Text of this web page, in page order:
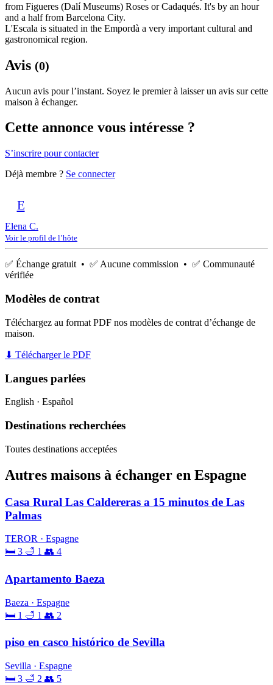
from Figueres (Dalí Museums) Roses or Cadaqués. It's by an hour
and a half from Barcelona City.
L'Escala is situated in the Empordà a very important cultural and
gastronomical region.
Avis (0)
Aucun avis pour l’instant. Soyez le premier à laisser un avis sur cette
maison à échanger.
Cette annonce vous intéresse ?
S’inscrire pour contacter
Déjà membre ? Se connecter
E
Elena C.
Voir le profil de l’hôte
✅ Échange gratuit • ✅ Aucune commission • ✅ Communauté
vérifiée
Modèles de contrat
Téléchargez au format PDF nos modèles de contrat d’échange de
maison.
⬇ Télécharger le PDF
Langues parlées
English · Español
Destinations recherchées
Toutes destinations acceptées
Autres maisons à échanger en Espagne
Casa Rural Las Caldereras a 15 minutos de Las
Palmas
TEROR · Espagne
🛏 3 🛁 1 👥 4
Apartamento Baeza
Baeza · Espagne
🛏 1 🛁 1 👥 2
piso en casco histórico de Sevilla
Sevilla · Espagne
🛏 3 🛁 2 👥 5